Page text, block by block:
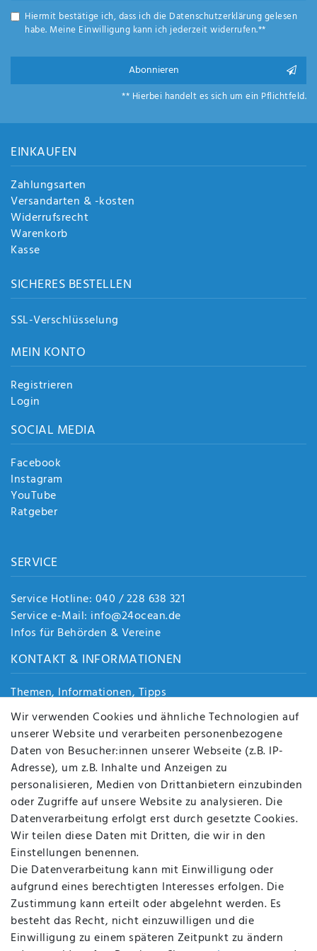
Anf
rag
e
Hiermit bestätige ich, dass ich die Daten­schutz­erklärunggelesen
habe. Meine Einwilligung kann ich jederzeit widerrufen.**
Abonnieren
** Hierbei handelt es sich um ein Pflichtfeld.
EINKAUFEN
Zahlungsarten
Versandarten & -kosten
Widerrufsrecht
Warenkorb
Kasse
SICHERES BESTELLEN
SSL-Verschlüsselung
MEIN KONTO
Registrieren
Login
SOCIAL MEDIA
Facebook
Instagram
YouTube
Ratgeber
SERVICE
Service Hotline: 040 / 228 638 321
Service e-Mail: info@24ocean.de
Infos für Behörden & Vereine
KONTAKT & INFORMATIONEN
Themen, Informationen, Tipps
Jobs
Über uns
Kontakt
Datenschutz
AGB
FAQ
Batterieentsorgung
Altölverordnung
Impressum
BEQUEM UND SICHER BEZAHLEN MIT
Wir verwenden Cookies und ähnliche Technologien auf
unserer Website und verarbeiten personenbezogene
Daten von Besucher:innen unserer Webseite (z.B. IP-
Adresse), um z.B. Inhalte und Anzeigen zu
personalisieren, Medien von Drittanbietern einzubinden
oder Zugriffe auf unsere Website zu analysieren. Die
Datenverarbeitung erfolgt erst durch gesetzte Cookies.
Wir teilen diese Daten mit Dritten, die wir in den
Einstellungen benennen.
Die Datenverarbeitung kann mit Einwilligung oder
aufgrund eines berechtigten Interesses erfolgen. Die
Zustimmung kann erteilt oder abgelehnt werden. Es
besteht das Recht, nicht einzuwilligen und die
Einwilligung zu einem späteren Zeitpunkt zu ändern